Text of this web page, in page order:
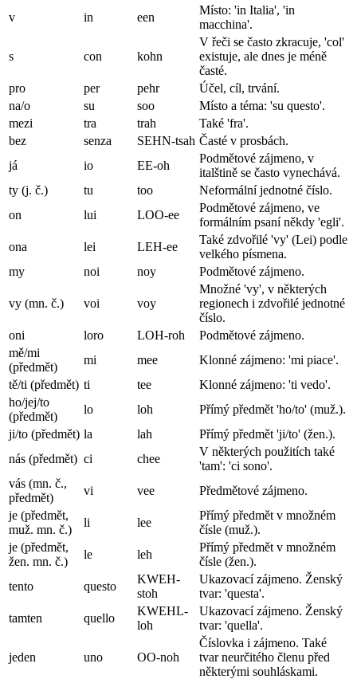
v
in een
Místo: 'in Italia', 'in
macchina'.
s con kohn
V řeči se často zkracuje, 'col'
existuje, ale dnes je méně
časté.
pro
per pehr
Účel, cíl, trvání.
na/o
su soo
Místo a téma: 'su questo'.
mezi
tra trah
Také 'fra'.
bez
senza SEHN-tsah Časté v prosbách.
já
io EE-oh
Podmětové zájmeno, v
italštině se často vynechává.
ty (j. č.)
tu too
Neformální jednotné číslo.
on
lui LOO-ee
Podmětové zájmeno, ve
formálním psaní někdy 'egli'.
ona
lei LEH-ee
Také zdvořilé 'vy' (Lei) podle
velkého písmena.
my
noi noy Podmětové zájmeno.
vy (mn. č.) voi voy
Množné 'vy', v některých
regionech i zdvořilé jednotné
číslo.
oni
loro LOH-roh
Podmětové zájmeno.
mě/mi
(předmět)
mi mee
Klonné zájmeno: 'mi piace'.
tě/ti (předmět) ti tee
Klonné zájmeno: 'ti vedo'.
ho/jej/to
(předmět)
lo loh
Přímý předmět 'ho/to' (muž.).
ji/to (předmět) la lah
Přímý předmět 'ji/to' (žen.).
nás (předmět) ci chee
V některých použitích také
'tam': 'ci sono'.
vás (mn. č.,
předmět)
vi vee
Předmětové zájmeno.
je (předmět,
muž. mn. č.)
li lee
Přímý předmět v množném
čísle (muž.).
je (předmět,
žen. mn. č.)
le leh
Přímý předmět v množném
čísle (žen.).
tento
questo
KWEH-
stoh
Ukazovací zájmeno. Ženský
tvar: 'questa'.
tamten
quello
KWEHL-
loh
Ukazovací zájmeno. Ženský
tvar: 'quella'.
jeden uno OO-noh
Číslovka i zájmeno. Také
tvar neurčitého členu před
některými souhláskami.